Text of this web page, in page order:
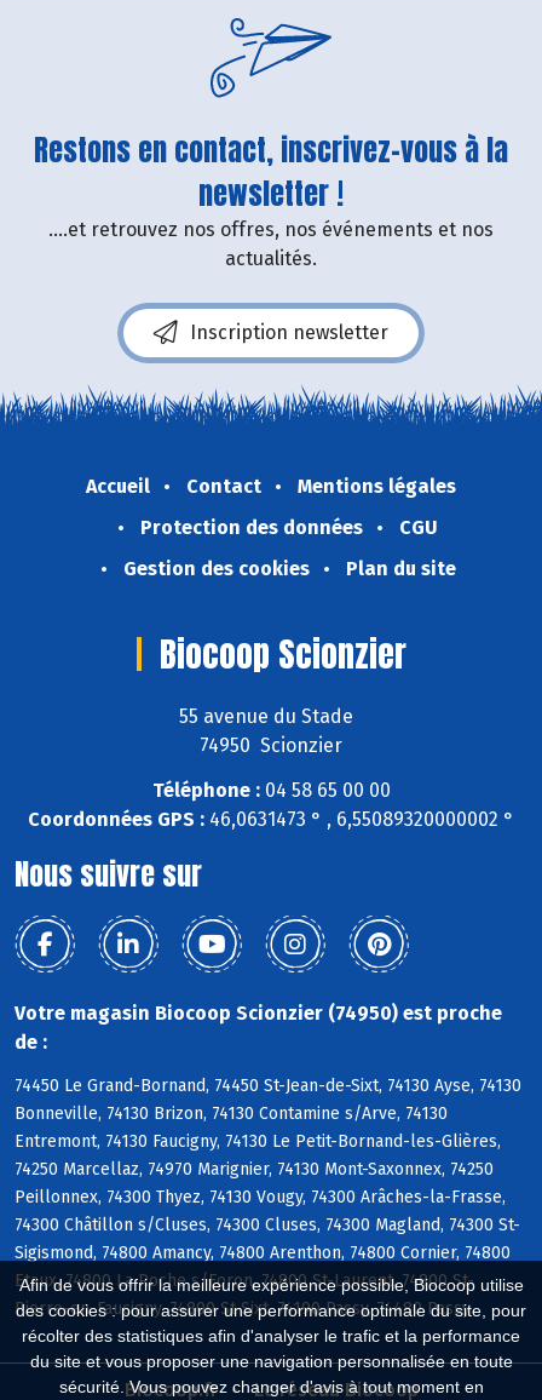
Afin de vous offrir la meilleure expérience possible, Biocoop utilise
des cookies : pour assurer une performance optimale du site, pour
récolter des statistiques afin d'analyser le trafic et la performance
du site et vous proposer une navigation personnalisée en toute
sécurité. Vous pouvez changer d'avis à tout moment en
Restons en contact, inscrivez-vous à la
newsletter !
....et retrouvez nos offres, nos événements et nos
actualités.
Inscription newsletter
Accueil Contact
Mentions légales
Protection des données
CGU
Gestion des cookies
Plan du site
Biocoop Scionzier
55 avenue du Stade
74950 Scionzier
Téléphone :04 58 65 00 00
Coordonnées GPS : 46,0631473 ° , 6,55089320000002 °
Nous suivre sur
Votre magasin Biocoop Scionzier (74950) est proche
de :
74450 Le Grand-Bornand, 74450 St-Jean-de-Sixt, 74130 Ayse, 74130
Bonneville, 74130 Brizon, 74130 Contamine s/Arve, 74130
Entremont, 74130 Faucigny, 74130 Le Petit-Bornand-les-Glières,
74250 Marcellaz, 74970 Marignier, 74130 Mont-Saxonnex, 74250
Peillonnex, 74300 Thyez, 74130 Vougy, 74300 Arâches-la-Frasse,
74300 Châtillon s/Cluses, 74300 Cluses, 74300 Magland, 74300 St-
Sigismond, 74800 Amancy, 74800 Arenthon, 74800 Cornier, 74800
Etaux, 74800 La Roche s/Foron, 74800 St-Laurent, 74800 St-
Pierre-en-Faucigny, 74800 St-Sixt, 74190 Passy, 74480 Passy
Biocoop.fr Le réseau Biocoop